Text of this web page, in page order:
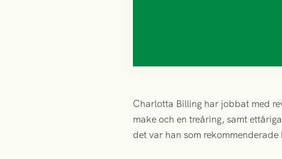
Charlotta Billing har jobbat med
make och en treåring, samt
det var han som rekommenderade